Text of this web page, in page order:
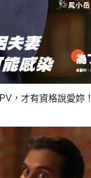
，才有資格說愛妳！